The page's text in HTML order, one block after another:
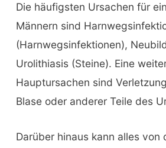
Die häufigsten Ursachen für
Männern sind
(Harnwegsinfektionen),
Urolithiasis (Steine). Eine
Hauptursachen sind
Blase oder anderer Teile des
Darüber hinaus kann alles von